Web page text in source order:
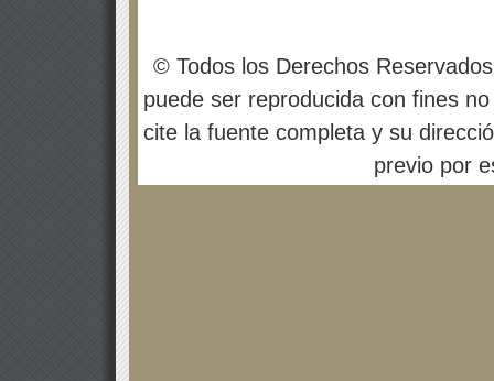
© Todos los Derechos
puede ser reproducida con fines
cite la fuente completa y su
previo por